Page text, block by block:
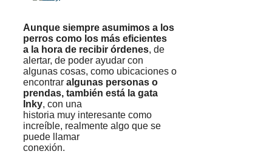
Aunque siempre asumimos a los
perros como los más eficientes
a la hora de recibir órdenes, de
alertar, de poder ayudar con
algunas cosas, como ubicaciones o
encontrar algunas personas o
prendas, también está la gata
Inky, con una
historia muy interesante como
increíble, realmente algo que se
puede llamar
conexión.